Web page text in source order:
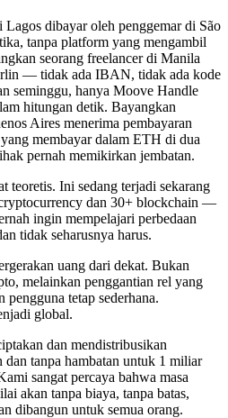
dibayar oleh penggemar di São
tanpa platform yang mengambil
seorang freelancer di Manila
— tidak ada IBAN, tidak ada kode
seminggu, hanya Moove Handle
hitungan detik. Bayangkan
Aires menerima pembayaran
membayar dalam ETH di dua
pernah memikirkan jembatan.
teoretis. Ini sedang terjadi sekarang
dan 30+ blockchain —
ingin mempelajari perbedaan
tidak seharusnya harus.
uang dari dekat. Bukan
melainkan penggantian rel yang
pengguna tetap sederhana.
global.
dan mendistribusikan
tanpa hambatan untuk 1 miliar
sangat percaya bahwa masa
akan tanpa biaya, tanpa batas,
dibangun untuk semua orang.